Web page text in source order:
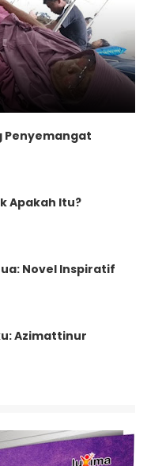
Penyemangat
Apakah Itu?
Novel Inspiratif
Azimattinur